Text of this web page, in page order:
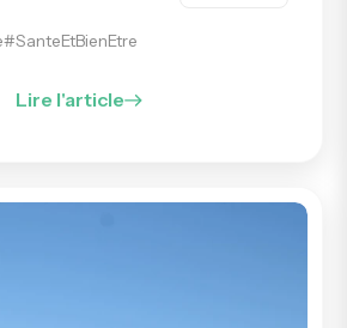
#SanteEtBienEtre
Lire l'article